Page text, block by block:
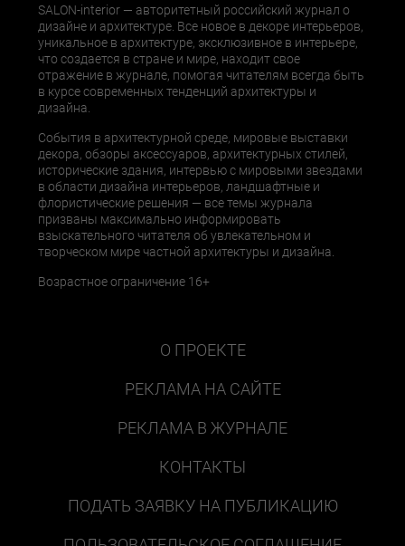
SALON-interior — авторитетный российский журнал о
дизайне и архитектуре. Все новое в декоре интерьеров,
уникальное в архитектуре, эксклюзивное в интерьере,
что создается в стране и мире, находит свое
отражение в журнале, помогая читателям всегда быть
в курсе современных тенденций архитектуры и
дизайна.
События в архитектурной среде, мировые выставки
декора, обзоры аксессуаров, архитектурных стилей,
исторические здания, интервью с мировыми звездами
в области дизайна интерьеров, ландшафтные и
флористические решения — все темы журнала
призваны максимально информировать
взыскательного читателя об увлекательном и
творческом мире частной архитектуры и дизайна.
Возрастное ограничение 16+
О ПРОЕКТЕ
РЕКЛАМА НА САЙТЕ
РЕКЛАМА В ЖУРНАЛЕ
КОНТАКТЫ
ПОДАТЬ ЗАЯВКУ НА ПУБЛИКАЦИЮ